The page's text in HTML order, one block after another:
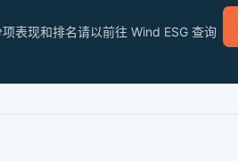
表现和排名请以前往 Wind ESG 查询